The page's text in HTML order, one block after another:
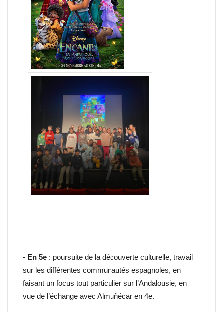
- En 5e : poursuite de la découverte culturelle, travail
sur les différentes communautés espagnoles, en
faisant un focus tout particulier sur l’Andalousie, en
vue de l’échange avec Almuñécar en 4e.